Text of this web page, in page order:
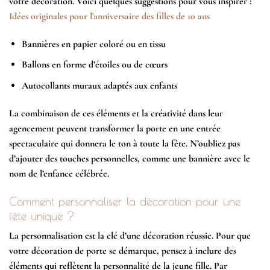
Idées originales pour l'anniversaire des filles de 10 ans
Bannières en papier coloré ou en tissu
Ballons en forme d’étoiles ou de cœurs
Autocollants muraux adaptés aux enfants
La combinaison de ces éléments et la créativité dans leur
agencement peuvent transformer la porte en une entrée
spectaculaire qui donnera le ton à toute la fête. N’oubliez pas
d’ajouter des touches personnelles, comme une bannière avec le
nom de l’enfance célébrée.
Comment personnaliser la décoration pour une
fête unique ?
La personnalisation est la clé d’une décoration réussie. Pour que
votre décoration de porte se démarque, pensez à inclure des
éléments qui reflètent la personnalité de la jeune fille. Par